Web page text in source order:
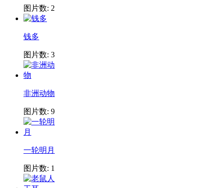
图片数: 2
钱多
图片数: 3
非洲动物
图片数: 9
一轮明月
图片数: 1